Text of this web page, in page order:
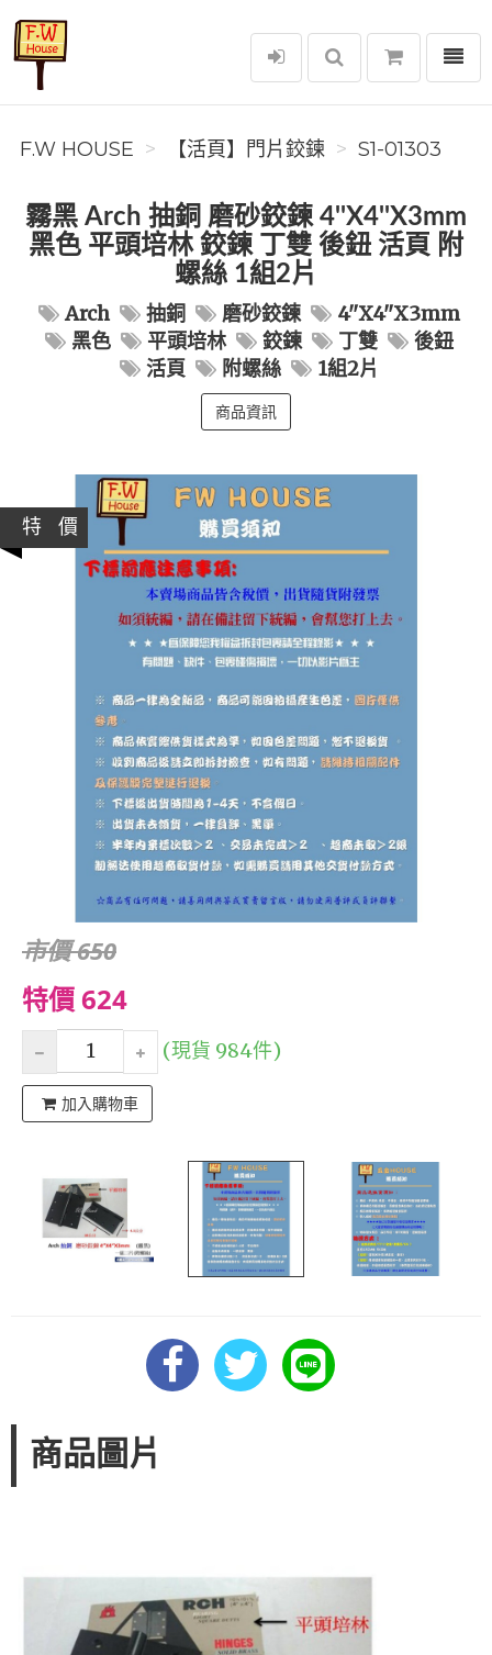
F.W House
選單
F.W HOUSE 【活頁】門片鉸鍊 S1-01303
霧黑 Arch 抽銅 磨砂鉸鍊 4''X4''X3mm
黑色 平頭培林 鉸鍊 丁雙 後鈕 活頁 附
螺絲 1組2片
Arch 抽銅 磨砂鉸鍊
4''X4''X3mm
黑色
平頭培林 鉸鍊 丁雙
後鈕
活頁
附螺絲 1組2片
商品資訊
特 價
市價 650
特價 624
(現貨 984件)
加入購物車
商品圖片